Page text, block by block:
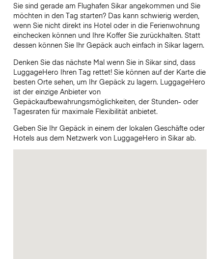
Sie sind gerade am Flughafen Sikar angekommen und Sie
möchten in den Tag starten? Das kann schwierig werden,
wenn Sie nicht direkt ins Hotel oder in die Ferienwohnung
einchecken können und Ihre Koffer Sie zurückhalten. Statt
dessen können Sie Ihr Gepäck auch einfach in Sikar lagern.
Denken Sie das nächste Mal wenn Sie in Sikar sind, dass
LuggageHero Ihren Tag rettet! Sie können auf der Karte die
besten Orte sehen, um Ihr Gepäck zu lagern. LuggageHero
ist der einzige Anbieter von
Gepäckaufbewahrungsmöglichkeiten, der Stunden- oder
Tagesraten für maximale Flexibilität anbietet.
Geben Sie Ihr Gepäck in einem der lokalen Geschäfte oder
Hotels aus dem Netzwerk von LuggageHero in Sikar ab.